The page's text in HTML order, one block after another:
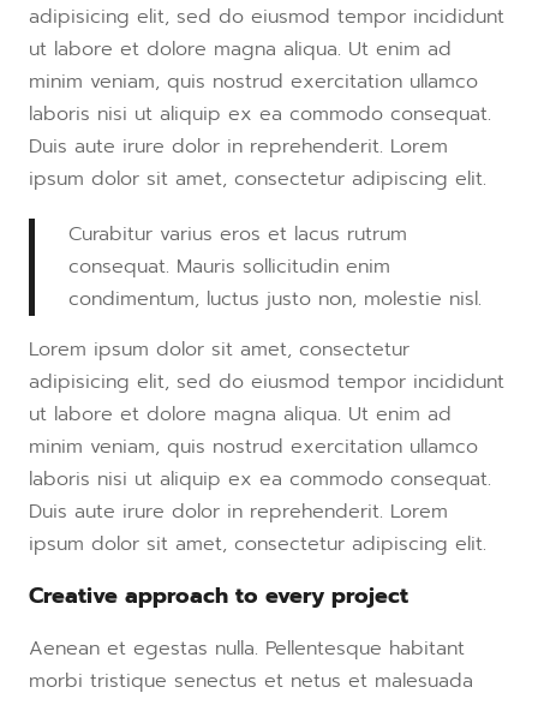
adipisicing elit, sed do eiusmod tempor incididunt
ut labore et dolore magna aliqua. Ut enim ad
minim veniam, quis nostrud exercitation ullamco
laboris nisi ut aliquip ex ea commodo consequat.
Duis aute irure dolor in reprehenderit. Lorem
ipsum dolor sit amet, consectetur adipiscing elit.
Curabitur varius eros et lacus rutrum
consequat. Mauris sollicitudin enim
condimentum, luctus justo non, molestie nisl.
Lorem ipsum dolor sit amet, consectetur
adipisicing elit, sed do eiusmod tempor incididunt
ut labore et dolore magna aliqua. Ut enim ad
minim veniam, quis nostrud exercitation ullamco
laboris nisi ut aliquip ex ea commodo consequat.
Duis aute irure dolor in reprehenderit. Lorem
ipsum dolor sit amet, consectetur adipiscing elit.
Creative approach to every project
Aenean et egestas nulla. Pellentesque habitant
morbi tristique senectus et netus et malesuada